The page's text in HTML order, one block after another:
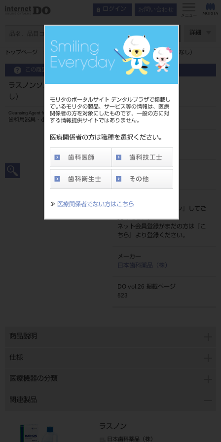
モリタのポータルサイト デンタルプラザで掲載し
ているモリタの製品、サービス等の情報は、医療
関係者の方を対象にしたものです。一般の方に対
する情報提供サイトではありません。
医療関係者の方は職種を選択ください。
≫ 医療関係者でない方はこちら
ログイン お問い合わせ
メニュー
詳細
トップページ ラスノンソニック 付替用500mL×2本（計量キャップなし）
この商品に関するお問い合わせ
ラスノンソニック 付替用500mL×2本（計量キャップな
し）
Cleansing Agent for Dental Instruments
歯科用器具・小器具・防錆・除菌洗浄液
品目コード
205130426
JAN/EANコード
4987734664011
標準価格
価格の確認は『
ログイン
』してご
覧ください。
ネット会員登録がまだの方は『
こ
ちら
』より登録ください。
メーカー
日本歯科薬品（株）
DO vol.26 掲載ページ
523
商品説明
仕様
医療機器の分類
関連製品
ラスノン
日本歯科薬品（株）